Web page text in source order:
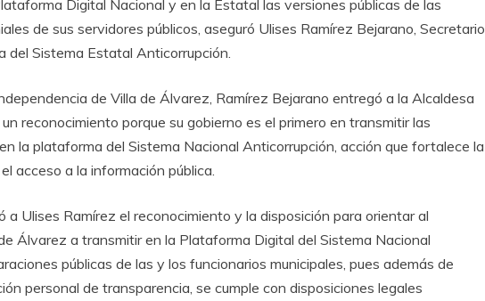
Digital Nacional y en la Estatal las versiones públicas de las
de sus servidores públicos, aseguró Ulises Ramírez Bejarano, Secretario
del Sistema Estatal Anticorrupción.
de Villa de Álvarez, Ramírez Bejarano entregó a la Alcaldesa
reconocimiento porque su gobierno es el primero en transmitir las
la plataforma del Sistema Nacional Anticorrupción, acción que fortalece la
acceso a la información pública.
a Ulises Ramírez el reconocimiento y la disposición para orientar al
Álvarez a transmitir en la Plataforma Digital del Sistema Nacional
públicas de las y los funcionarios municipales, pues además de
personal de transparencia, se cumple con disposiciones legales